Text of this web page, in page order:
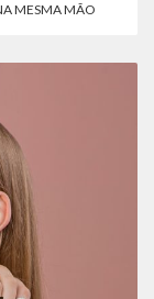
MESMA MÃO